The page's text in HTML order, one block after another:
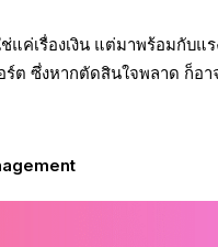
แค่เรื่องเงิน แต่มาพร้อมกับแร
ต ซึ่งหากตัดสินใจพลาด ก็อา